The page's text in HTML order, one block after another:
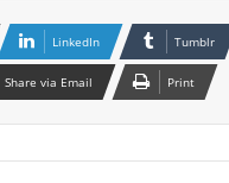
LinkedIn Tumblr
Share via Email Print